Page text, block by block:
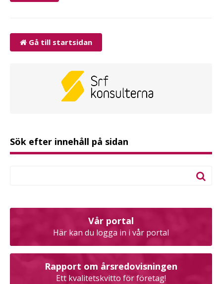
Gå till startsidan
Sök efter innehåll på sidan
Vår portal
Här kan du logga in i vår portal
Rapport om årsredovisningen
Ett kvalitetskvitto för företag!